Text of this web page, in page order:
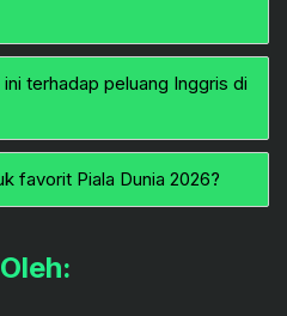
terhadap peluang Inggris di
favorit Piala Dunia 2026?